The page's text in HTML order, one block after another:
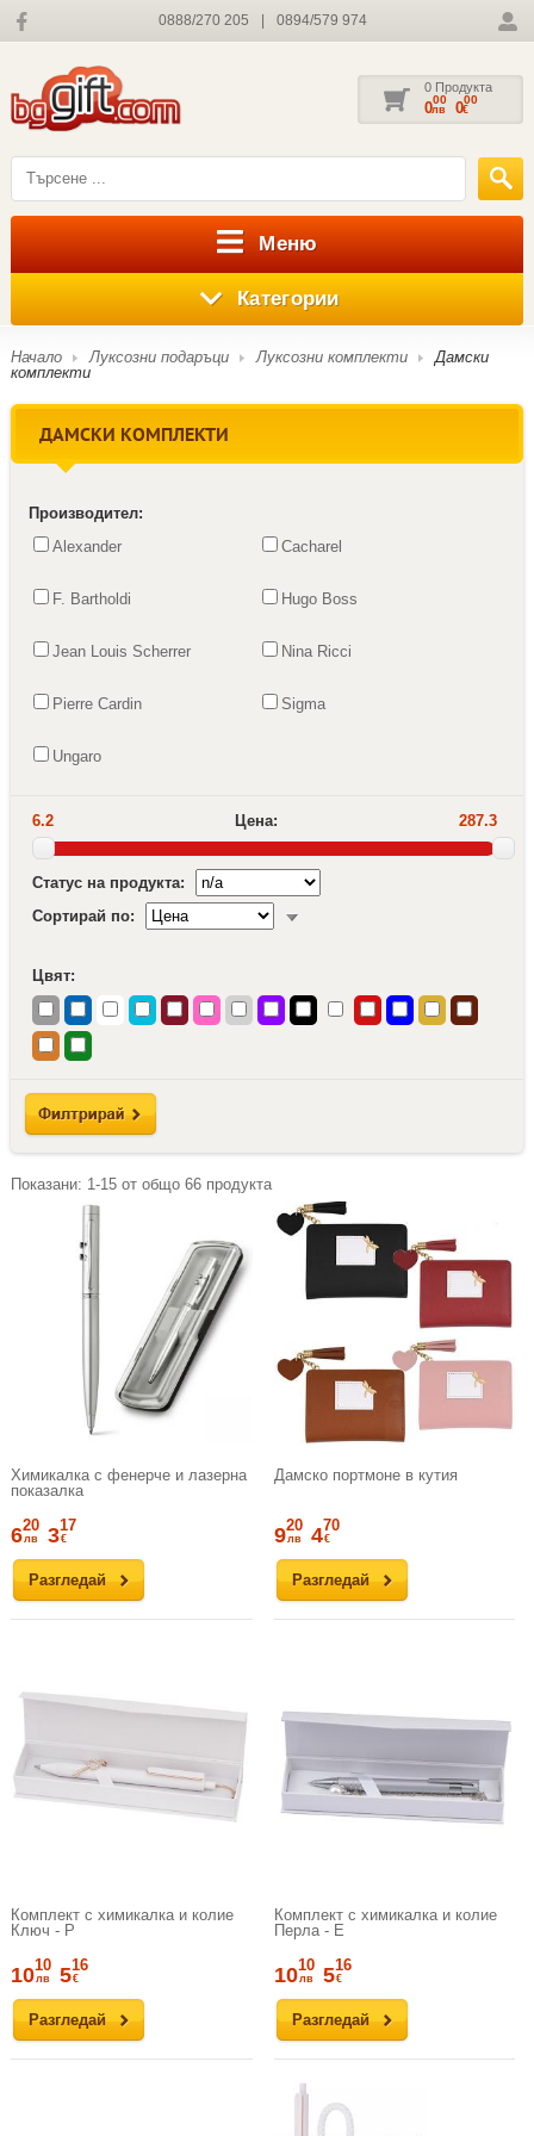
0888/270 205 0894/579 974
0 Продукта
000
лв 000
€
Меню
Категории
Начало Луксозни подаръци Луксозни комплекти
Дамски
комплекти
ДАМСКИ КОМПЛЕКТИ
Производител:
Alexander
Cacharel
F. Bartholdi Hugo Boss
Jean Louis Scherrer Nina Ricci
Pierre Cardin Sigma
Ungaro
6.2 Цена: 287.3
Статус на продукта:
Сортирай по:
Цвят:
Показани: 1-15от общо 66продукта
Химикалка с фенерче и лазерна
показалка
Разгледай
620
лв 317
€
Дамско портмоне в кутия
Разгледай
920
лв 470
€
Комплект с химикалка и колие
Ключ - P
Разгледай
1010
лв 516
€
Комплект с химикалка и колие
Перла - E
Разгледай
1010
лв 516
€